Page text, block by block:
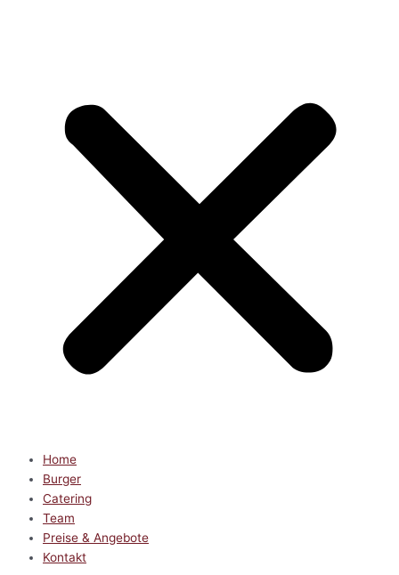
Home
Burger
Catering
Team
Preise & Angebote
Kontakt